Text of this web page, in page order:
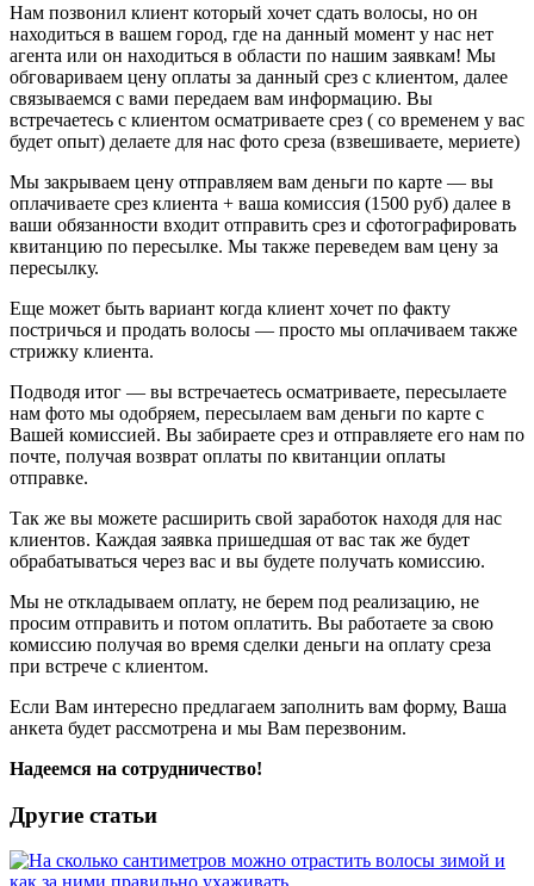
Нам позвонил клиент который хочет сдать волосы, но он
находиться в вашем город, где на данный момент у нас нет
агента или он находиться в области по нашим заявкам! Мы
обговариваем цену оплаты за данный срез с клиентом, далее
связываемся с вами передаем вам информацию. Вы
встречаетесь с клиентом осматриваете срез ( со временем у вас
будет опыт) делаете для нас фото среза (взвешиваете, мериете)
Мы закрываем цену отправляем вам деньги по карте — вы
оплачиваете срез клиента + ваша комиссия (1500 руб) далее в
ваши обязанности входит отправить срез и сфотографировать
квитанцию по пересылке. Мы также переведем вам цену за
пересылку.
Еще может быть вариант когда клиент хочет по факту
постричься и продать волосы — просто мы оплачиваем также
стрижку клиента.
Подводя итог — вы встречаетесь осматриваете, пересылаете
нам фото мы одобряем, пересылаем вам деньги по карте с
Вашей комиссией. Вы забираете срез и отправляете его нам по
почте, получая возврат оплаты по квитанции оплаты
отправке.
Так же вы можете расширить свой заработок находя для нас
клиентов. Каждая заявка пришедшая от вас так же будет
обрабатываться через вас и вы будете получать комиссию.
Мы не откладываем оплату, не берем под реализацию, не
просим отправить и потом оплатить. Вы работаете за свою
комиссию получая во время сделки деньги на оплату среза
при встрече с клиентом.
Если Вам интересно предлагаем заполнить вам форму, Ваша
анкета будет рассмотрена и мы Вам перезвоним.
Надеемся на сотрудничество!
Другие статьи